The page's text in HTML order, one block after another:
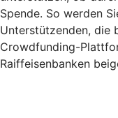
Spende. So werden
Unterstützenden, die
Crowdfunding-
Raiffeisenbanken